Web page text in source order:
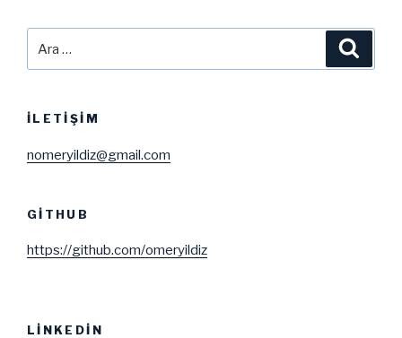
İLETIŞIM
nomeryildiz@gmail.com
GITHUB
https://github.com/omeryildiz
LINKEDIN